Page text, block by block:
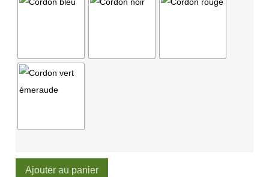
Ajouter au panier